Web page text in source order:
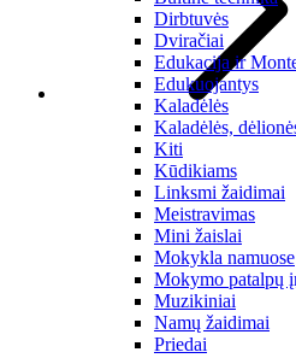
Dirbtuvės
Dviračiai
Edukacija ir
Edukuojantys
Kaladėlės
Kaladėlės,
Kiti
Kūdikiams
Linksmi žaidimai
Meistravimas
Mini žaislai
Mokykla namuose
Mokymo patalpų
Muzikiniai
Namų žaidimai
Priedai